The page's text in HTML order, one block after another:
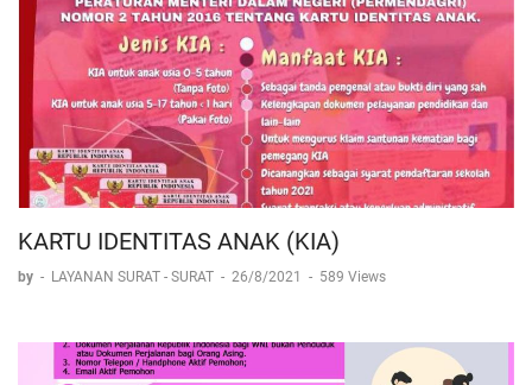
KARTU IDENTITAS ANAK (KIA)
by - LAYANAN SURAT - SURAT - 26/8/2021 - 589 Views